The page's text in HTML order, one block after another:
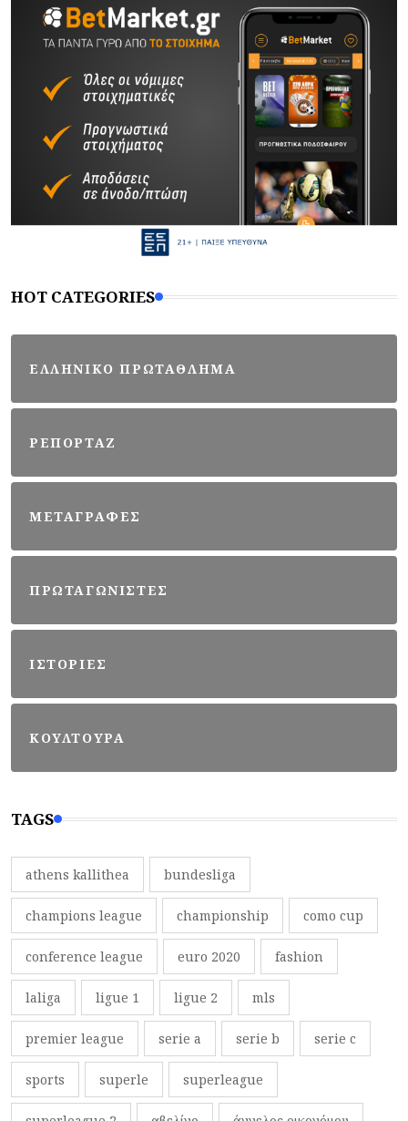
HOT CATEGORIES
ΕΛΛΗΝΙΚΟ ΠΡΩΤΑΘΛΗΜΑ
ΡΕΠΟΡΤΑΖ
ΜΕΤΑΓΡΑΦΕΣ
ΠΡΩΤΑΓΩΝΙΣΤΕΣ
ΙΣΤΟΡΙΕΣ
ΚΟΥΛΤΟΥΡΑ
TAGS
athens kallithea bundesliga
champions league championship como cup
conference league euro 2020 fashion
laliga ligue 1 ligue 2 mls
premier league serie a serie b serie c
sports superle superleague